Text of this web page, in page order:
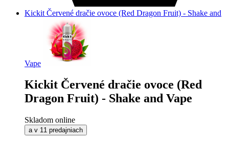
Kickit Červené dračie ovoce (Red Dragon Fruit) - Shake and
Vape
Kickit Červené dračie ovoce (Red
Dragon Fruit) - Shake and Vape
Skladom online
a v 11 predajniach